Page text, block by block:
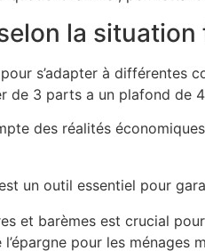
la
s’adapter à
de 3 parts a un plafond de
des réalités
un outil essentiel pour
et barèmes est crucial
pour les ménages